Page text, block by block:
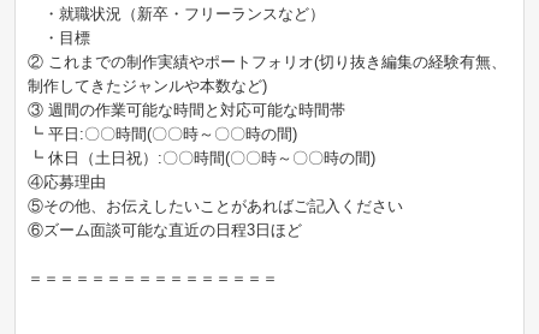
・就職状況（新卒・フリーランスなど）
・目標
② これまでの制作実績やポートフォリオ(切り抜き編集の経験有無、
制作してきたジャンルや本数など)
③ 週間の作業可能な時間と対応可能な時間帯
┗ 平日:〇〇時間(〇〇時～〇〇時の間)
┗ 休日（土日祝）:〇〇時間(〇〇時～〇〇時の間)
④応募理由
⑤その他、お伝えしたいことがあればご記入ください
⑥ズーム面談可能な直近の日程3日ほど
＝＝＝＝＝＝＝＝＝＝＝＝＝＝＝＝